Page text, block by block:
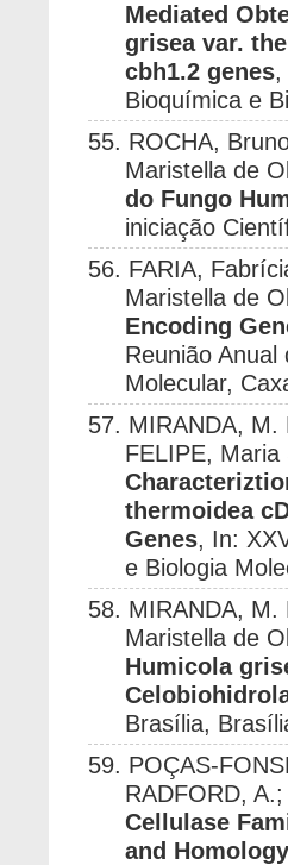
Mediated
grisea var.
cbh1.2 genes,
Bioquímica e
55. ROCHA,
Maristella de
do Fungo
iniciação
56. FARIA,
Maristella de
Encoding
Reunião
Molecular,
57. MIRANDA, M.
FELIPE,
thermoidea
Genes, In:
e Biologia
58. MIRANDA, M.
Maristella de
Humicola
Brasília,
59. POÇAS-
RADFORD,
Cellulase
and